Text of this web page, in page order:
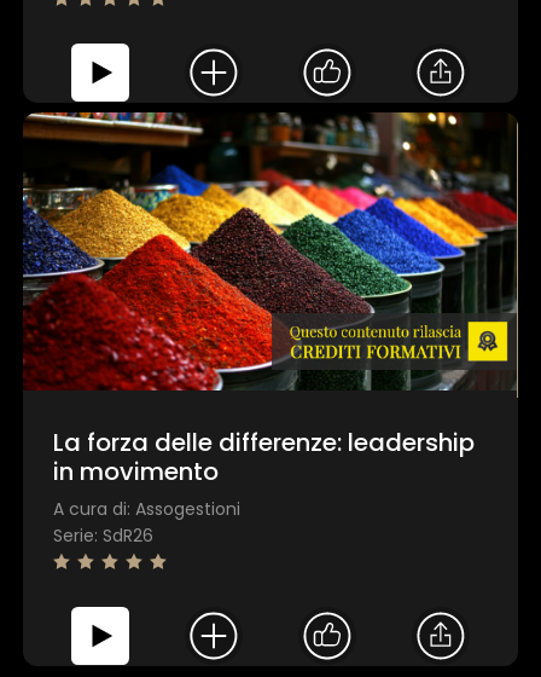
La forza delle differenze: leadership
in movimento
A cura di: Assogestioni
Serie: SdR26